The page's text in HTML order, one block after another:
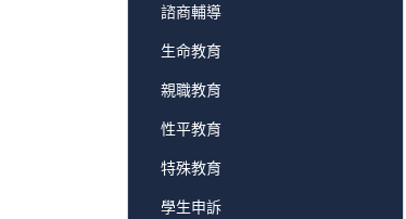
諮商輔導
生命教育
親職教育
性平教育
特殊教育
學生申訴